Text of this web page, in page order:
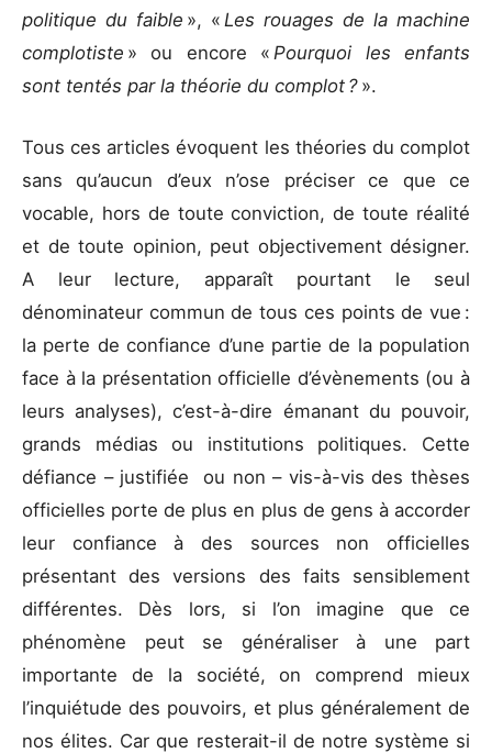
politique du faible », « Les rouages de la machine
complotiste » ou encore «Pourquoi les enfants
sont tentés par la théorie du complot ? ».
Tous ces articles évoquent les théories du complot
sans qu’aucun d’eux n’ose préciser ce que ce
vocable, hors de toute conviction, de toute réalité
et de toute opinion, peut objectivement désigner.
A leur lecture, apparaît pourtant le seul
dénominateur commun de tous ces points de vue :
la perte de confiance d’une partie de la population
face à la présentation officielle d’évènements (ou à
leurs analyses), c’est-à-dire émanant du pouvoir,
grands médias ou institutions politiques. Cette
défiance – justifiée ou non – vis-à-vis des thèses
officielles porte de plus en plus de gens à accorder
leur confiance à des sources non officielles
présentant des versions des faits sensiblement
différentes. Dès lors, si l’on imagine que ce
phénomène peut se généraliser à une part
importante de la société, on comprend mieux
l’inquiétude des pouvoirs, et plus généralement de
nos élites. Car que resterait-il de notre système si